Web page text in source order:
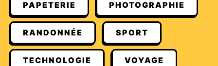
PAPETERIE PHOTOGRAPHIE
RANDONNÉE SPORT
TECHNOLOGIE VOYAGE